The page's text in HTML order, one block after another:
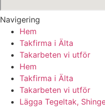
Navigering
Hem
Takfirma i Älta
Takarbeten vi utför
Hem
Takfirma i Älta
Takarbeten vi utför
Lägga Tegeltak,